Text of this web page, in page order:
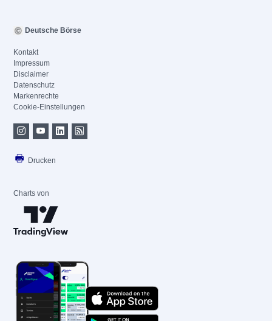
Deutsche Börse
Kontakt
Impressum
Disclaimer
Datenschutz
Markenrechte
Cookie-Einstellungen
Drucken
Charts von